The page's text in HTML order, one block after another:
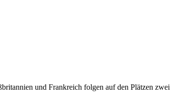
und Frankreich folgen auf den Plätzen zwei